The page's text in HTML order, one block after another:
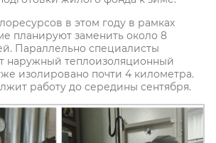
в этом году в рамках
планируют заменить около 8
Параллельно специалисты
наружный теплоизоляционный
изолировано почти 4 километра.
работу до середины сентября.